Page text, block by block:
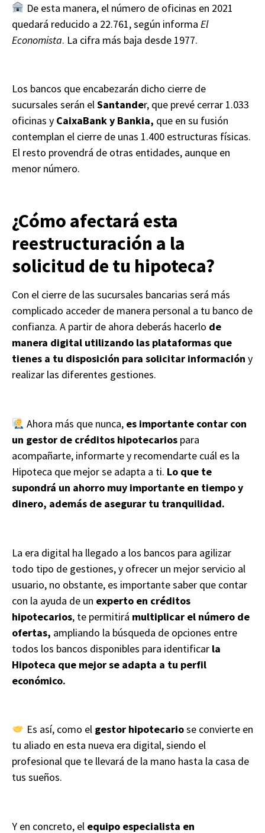
De esta manera, el número de oficinas en 2021
quedará reducido a 22.761, según informa El
Economista. La cifra más baja desde 1977.
Los bancos que encabezarán dicho cierre de
sucursales serán elSantander, que prevé cerrar 1.033
oficinas y CaixaBank y Bankia, que en su fusión
contemplan el cierre de unas 1.400 estructuras físicas.
El resto provendrá de otras entidades, aunque en
menor número.
¿Cómo afectará esta
reestructuración a la
solicitud de tu hipoteca?
Con el cierre de las sucursales bancarias será más
complicado acceder de manera personal a tu banco de
confianza. A partir de ahora deberás hacerlo de
manera digital utilizando las plataformas que
tienes a tu disposición para solicitar información y
realizar las diferentes gestiones.
Ahora más que nunca, es importante contar con
un gestor de créditos hipotecarios para
acompañarte, informarte y recomendarte cuál es la
Hipoteca que mejor se adapta a ti. Lo que te
supondrá un ahorro muy importante en tiempo y
dinero, además de asegurar tu tranquilidad.
La era digital ha llegado a los bancos para agilizar
todo tipo de gestiones, y ofrecer un mejor servicio al
usuario, no obstante, es importante saber que contar
con la ayuda de un experto en créditos
hipotecarios, te permitirá multiplicar el número de
ofertas, ampliando la búsqueda de opciones entre
todos los bancos disponibles para identificar la
Hipoteca que mejor se adapta a tu perfil
económico.
Es así, como el gestor hipotecariose convierte en
tu aliado en esta nueva era digital, siendo el
profesional que te llevará de la mano hasta la casa de
tus sueños.
Y en concreto, el equipo especialista en